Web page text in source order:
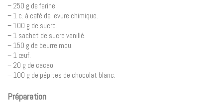
– 250 g de farine.
– 1 c. à café de levure chimique.
– 100 g de sucre.
– 1 sachet de sucre vanillé.
– 150 g de beurre mou.
– 1 œuf.
– 20 g de cacao.
– 100 g de pépites de chocolat blanc.
Préparation